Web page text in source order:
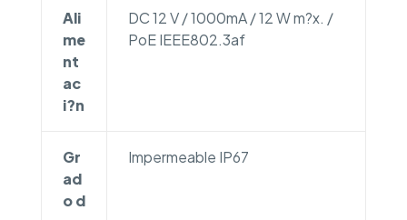
Ali
me
nt
ac
i?n
DC 12 V / 1000mA / 12 W m?x. /
PoE IEEE802.3af
Gr
ad
o d
Impermeable IP67